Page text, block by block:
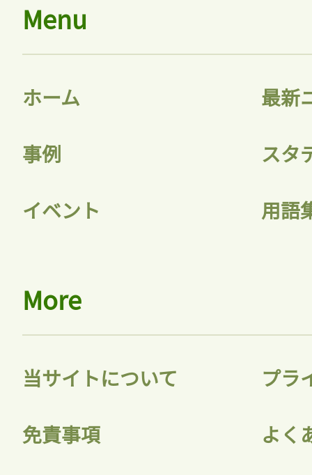
Menu
ホーム 最新
事例 スタ
イベント 用語
More
当サイトについて プラ
免責事項 よく